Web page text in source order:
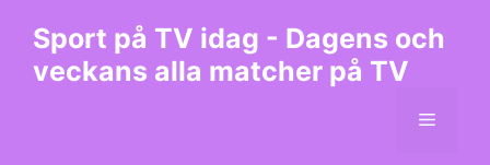
innehåll
Sport på TV idag - Dagens och
veckans alla matcher på TV
Meny